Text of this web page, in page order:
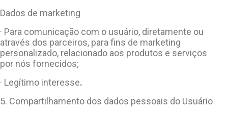
Dados de marketing
· Para comunicação com o usuário, diretamente ou
através dos parceiros, para fins de marketing
personalizado, relacionado aos produtos e serviços
por nós fornecidos;
· Legítimo interesse.
5. Compartilhamento dos dados pessoais do Usuário